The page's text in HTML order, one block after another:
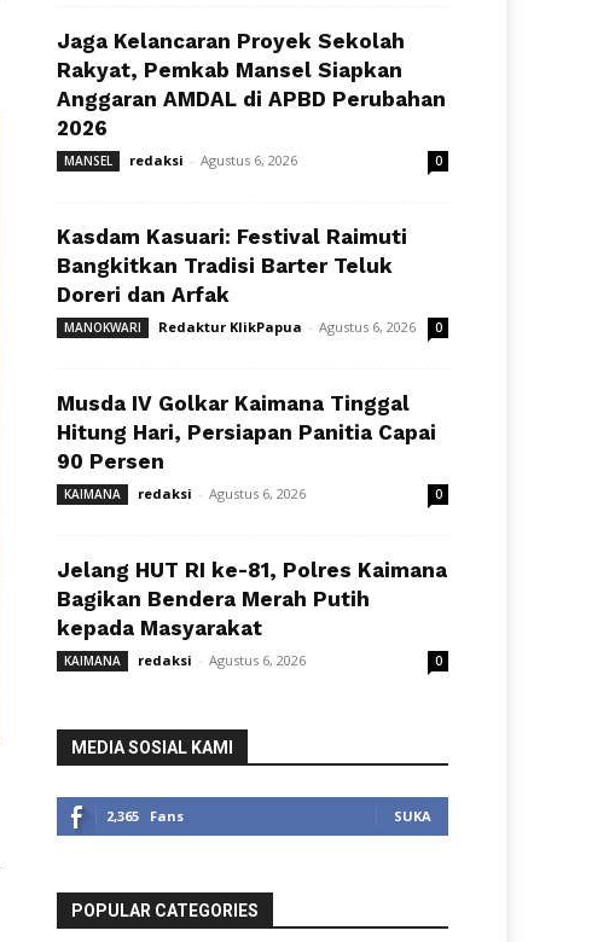
Jaga Kelancaran Proyek Sekolah
Rakyat, Pemkab Mansel Siapkan
Anggaran AMDAL di APBD Perubahan
2026
MANSEL redaksi - Agustus 6, 2026 0
Kasdam Kasuari: Festival Raimuti
Bangkitkan Tradisi Barter Teluk
Doreri dan Arfak
MANOKWARI Redaktur KlikPapua - Agustus 6, 2026 0
Musda IV Golkar Kaimana Tinggal
Hitung Hari, Persiapan Panitia Capai
90 Persen
KAIMANA redaksi - Agustus 6, 2026 0
Jelang HUT RI ke-81, Polres Kaimana
Bagikan Bendera Merah Putih
kepada Masyarakat
KAIMANA redaksi - Agustus 6, 2026 0
MEDIA SOSIAL KAMI
2,365 Fans SUKA
POPULAR CATEGORIES